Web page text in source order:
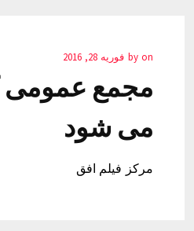
by on فوریه 28, 2016
می شود
مرکز فیلم افق